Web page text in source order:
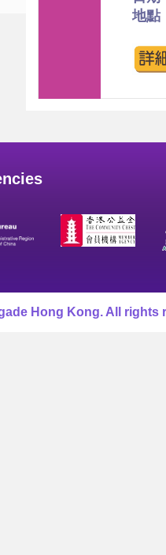
地點
Hong Kong. All rights